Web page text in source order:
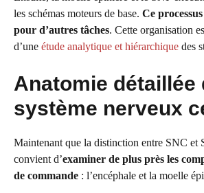
les schémas moteurs de base. Ce
pour d’autres tâches. Cette organisation
d’une étude analytique et hiérarchique des
Anatomie détaillée
système nerveux
Maintenant que la distinction entre SNC et
convient d’examiner de plus près les
de commande : l’encéphale et la moelle